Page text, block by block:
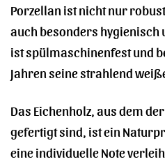
Porzellan ist nicht nur
auch besonders hygienisch
ist spülmaschinenfest und
Jahren seine strahlend
Das Eichenholz, aus dem
gefertigt sind, ist ein
eine individuelle Note